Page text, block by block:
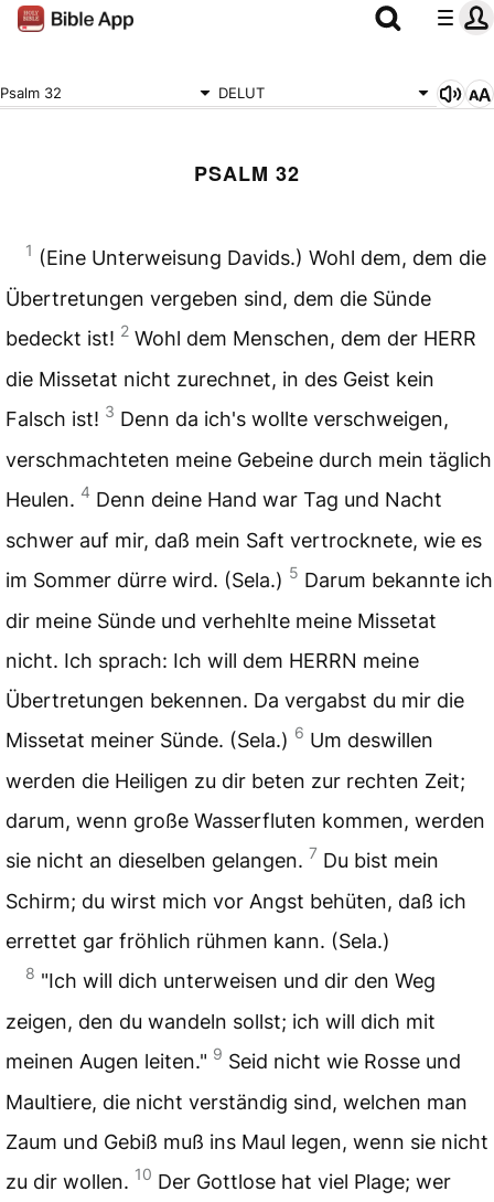
Psalm 32 DELUT
PSALM 32
1 (Eine Unterweisung Davids.) Wohl dem, dem die
Übertretungen vergeben sind, dem die Sünde
bedeckt ist! 2 Wohl dem Menschen, dem der HERR
die Missetat nicht zurechnet, in des Geist kein
Falsch ist! 3 Denn da ich's wollte verschweigen,
verschmachteten meine Gebeine durch mein täglich
Heulen. 4 Denn deine Hand war Tag und Nacht
schwer auf mir, daß mein Saft vertrocknete, wie es
im Sommer dürre wird. (Sela.) 5 Darum bekannte ich
dir meine Sünde und verhehlte meine Missetat
nicht. Ich sprach: Ich will dem HERRN meine
Übertretungen bekennen. Da vergabst du mir die
Missetat meiner Sünde. (Sela.) 6 Um deswillen
werden die Heiligen zu dir beten zur rechten Zeit;
darum, wenn große Wasserfluten kommen, werden
sie nicht an dieselben gelangen. 7 Du bist mein
Schirm; du wirst mich vor Angst behüten, daß ich
errettet gar fröhlich rühmen kann. (Sela.)
8 "Ich will dich unterweisen und dir den Weg
zeigen, den du wandeln sollst; ich will dich mit
meinen Augen leiten." 9 Seid nicht wie Rosse und
Maultiere, die nicht verständig sind, welchen man
Zaum und Gebiß muß ins Maul legen, wenn sie nicht
zu dir wollen. 10 Der Gottlose hat viel Plage; wer